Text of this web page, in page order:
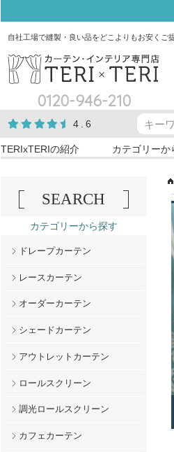
自社工場で縫製・良い品をどこよりもお安く
0120-946-210
4.6
TERIxTERIの紹介 カテゴリーか
SEARCH
カテゴリーから探す
ドレープカーテン
レースカーテン
オーダーカーテン
シェードカーテン
アウトレットカーテン
ロールスクリーン
調光ロールスクリーン
カフェカーテン